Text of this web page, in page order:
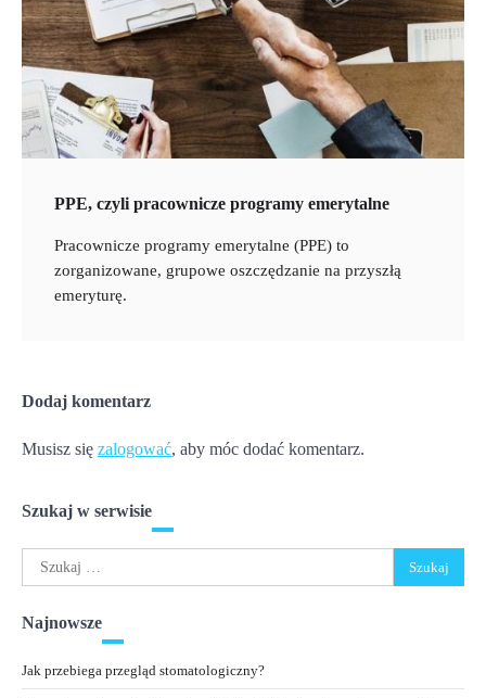
PPE, czyli pracownicze programy emerytalne
Pracownicze programy emerytalne (PPE) to
zorganizowane, grupowe oszczędzanie na przyszłą
emeryturę.
Dodaj komentarz
Musisz się zalogować, aby móc dodać komentarz.
Szukaj w serwisie
Szukaj:
Najnowsze
Jak przebiega przegląd stomatologiczny?